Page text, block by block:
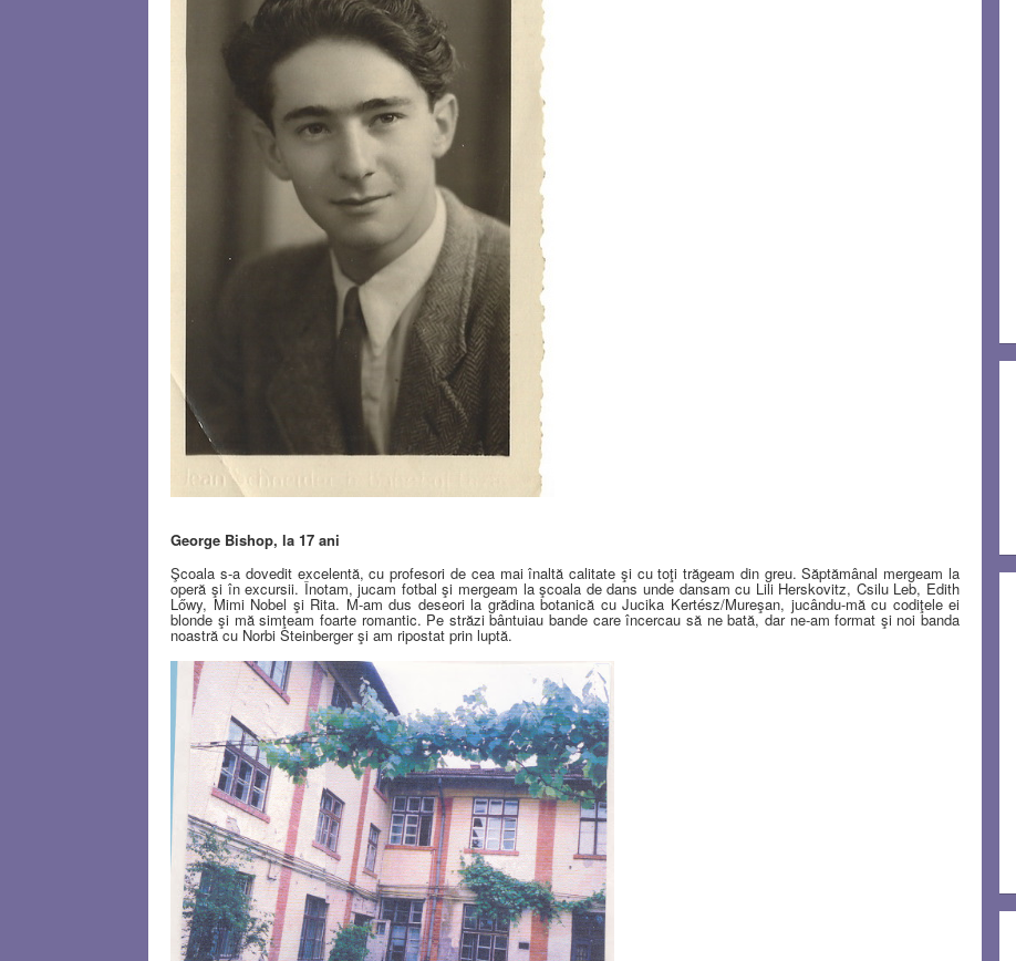
George Bishop, la 17 ani
Şcoala s-a dovedit excelentă, cu profesori de cea mai înaltă calitate şi cu toţi trăgeam din greu. Săptămânal mergeam la
operă şi în excursii. Înotam, jucam fotbal şi mergeam la şcoala de dans unde dansam cu Lili Herskovitz, Csilu Leb, Edith
Lőwy, Mimi Nobel şi Rita. M-am dus deseori la grădina botanică cu Jucika Kertész/Mureşan, jucându-mă cu codiţele ei
blonde şi mă simţeam foarte romantic. Pe străzi bântuiau bande care încercau să ne bată, dar ne-am format şi noi banda
noastră cu Norbi Steinberger şi am ripostat prin luptă.